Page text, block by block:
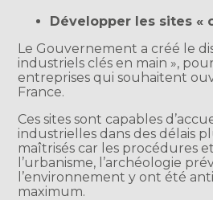
Développer les sites «
Le Gouvernement a créé le
industriels clés en main »,
entreprises qui souhaitent
France.
Ces sites sont capables
industrielles dans des délais
maîtrisés car les procédures
l’urbanisme, l’archéologie
l’environnement y ont été
maximum.